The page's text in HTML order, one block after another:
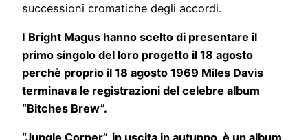
successioni cromatiche degli accordi.
I Bright Magus hanno scelto di presentare il
primo singolo del loro progetto il 18 agosto
perchè proprio il 18 agosto 1969 Miles Davis
terminava le registrazioni del celebre album
“Bitches Brew”.